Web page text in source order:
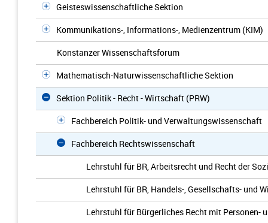
Geisteswissenschaftliche Sektion
Kommunikations-, Informations-, Medienzentrum (KIM)
Konstanzer Wissenschaftsforum
Mathematisch-Naturwissenschaftliche Sektion
Sektion Politik - Recht - Wirtschaft (PRW)
Fachbereich Politik- und Verwaltungswissenschaft
Fachbereich Rechtswissenschaft
Lehrstuhl für BR, Arbeitsrecht und Recht der
Lehrstuhl für BR, Handels-, Gesellschafts- und
Lehrstuhl für Bürgerliches Recht mit Personen-